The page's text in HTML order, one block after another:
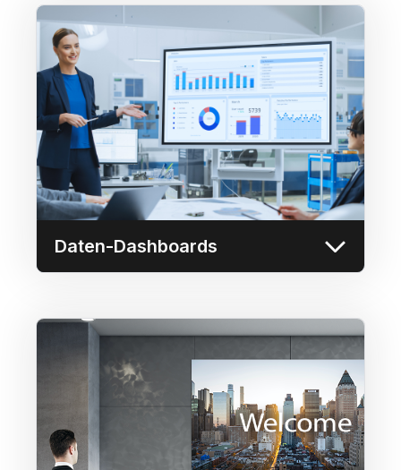
Daten-Dashboards
Daten-Dashboards
Verwenden Sie ein beliebiges Display zur
Darstellung von Daten-Dashboards,
Visualisierungen und Echtzeit-Analysen, die
einen umfassenden und leicht zugänglichen
Überblick über wichtige Kennzahlen für
fundierte Entscheidungen bieten.
Mehr erfahren
Corporate Signage
Nutzen Sie eine Videowand oder ein
beliebiges Display für die
Unternehmensbeschilderung, indem Sie
dynamische und ansprechende Inhalte wie
Unternehmensankündigungen,